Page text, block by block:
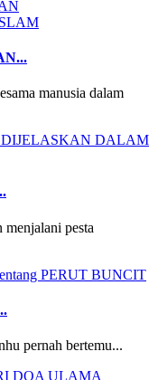
manusia dalam
pesta
pernah bertemu...